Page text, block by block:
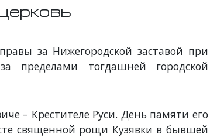
за Нижегородской заставой при
пределами тогдашней городской
– Крестителе Руси. День памяти его
священной рощи Кузявки в бывшей